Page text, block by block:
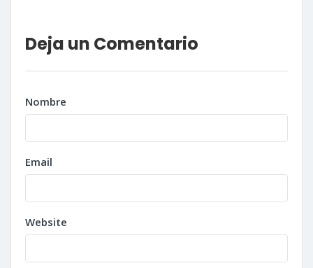
Deja un Comentario
Nombre
Email
Website